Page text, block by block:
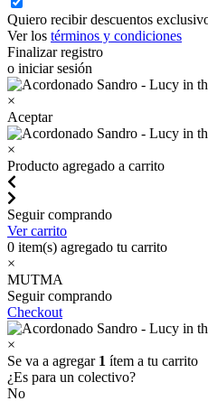
Quiero recibir descuentos
Ver los términos y condiciones
Finalizar registro
o iniciar sesión
×
Aceptar
×
Producto agregado a carrito
Seguir comprando
Ver carrito
0 item(s) agregado tu carrito
×
MUTMA
Seguir comprando
Checkout
×
Se va a agregar 1 ítem a tu carrito
¿Es para un colectivo?
No